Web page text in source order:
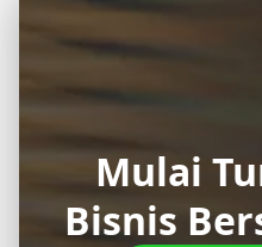
Mulai
Bisnis